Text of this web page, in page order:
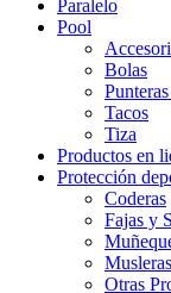
Paralelo
Pool
Bolas
Tacos
Tiza
Productos en
Protección
Coderas
Fajas y
Musleras
Otras